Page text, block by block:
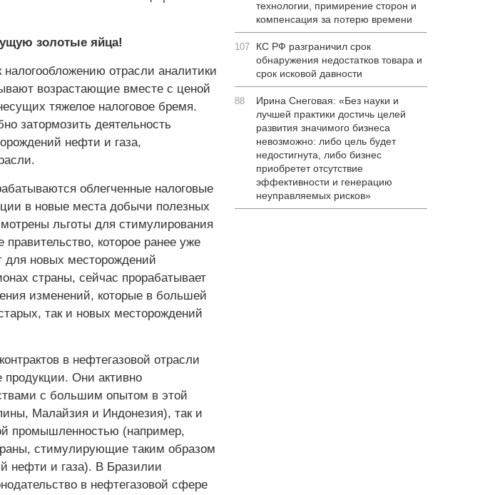
золотые яйца!
налогообложению отрасли аналитики
возрастающие вместе с ценой
тяжелое налоговое бремя.
затормозить деятельность
нефти и газа,
облегченные налоговые
в новые места добычи полезных
льготы для стимулирования
которое ранее уже
для новых месторождений
страны, сейчас прорабатывает
изменений, которые в большей
так и новых месторождений
в неф­тегазовой отрасли
Они активно
с большим опытом в этой
Малайзия и Индонезия), так и
промышленностью (например,
стимулирующие таким образом
нефти и газа). В Бразилии
в нефтегазовой сфере
технологии, примирение сторон и
компенсация за потерю времени
107
КС РФ разграничил срок
обнаружения недостатков товара и
срок исковой давности
88
Ирина Снеговая: «Без науки и
лучшей практики достичь целей
развития значимого бизнеса
невозможно: либо цель будет
недостигнута, либо бизнес
приобретет отсутствие
эффективности и генерацию
неуправляемых рисков»